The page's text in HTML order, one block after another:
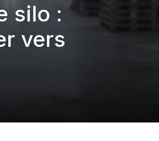
silo :
vers